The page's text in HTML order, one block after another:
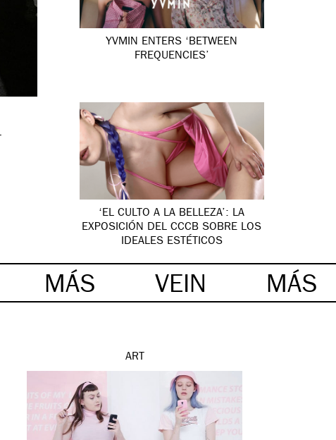
YVMIN ENTERS ‘BETWEEN
FREQUENCIES’
‘EL CULTO A LA BELLEZA’: LA
EXPOSICIÓN DEL CCCB SOBRE LOS
IDEALES ESTÉTICOS
MÁS VEIN MÁS
ART